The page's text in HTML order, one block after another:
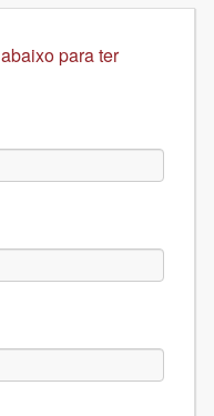
para ter